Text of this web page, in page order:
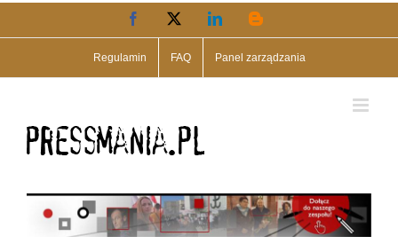
Facebook LinkedInBlogger
Regulamin FAQ Panel zarządzania